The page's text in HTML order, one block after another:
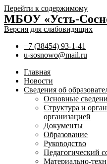
Перейти к содержимому
МБОУ «Усть-
Версия для слабовидящих
+7 (38454) 93-1-41
u-sosnowo@mail.ru
Главная
Новости
Сведения об
Основные
Структура и
организацией
Документы
Образование
Руководство
Педагогический
Материально-